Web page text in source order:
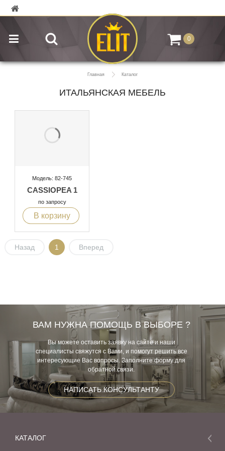
0
Главная Каталог
ИТАЛЬЯНСКАЯ МЕБЕЛЬ
Модель: 82-745
CASSIOPEA 1
по запросу
В корзину
Назад 1 Вперед
ВАМ НУЖНА ПОМОЩЬ В ВЫБОРЕ ?
Вы можете оставить заявку на сайте и наши
специалисты свяжутся с Вами, и помогут решить все
интересующие Вас вопросы. Заполните форму для
обратной связи.
НАПИСАТЬ КОНСУЛЬТАНТУ
КАТАЛОГ